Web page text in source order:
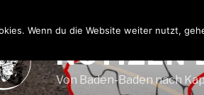
NOTIZEN
Von Baden-Baden nach
Wenn du die Website weiter nutzt,